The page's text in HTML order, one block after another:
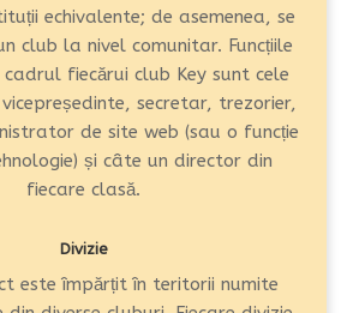
echivalente; de asemenea, se
club la nivel comunitar. Funcțiile
cadrul fiecărui club Key sunt cele
secretar, trezorier,
de site web (sau o funcție
și câte un director din
fiecare clasă.
Divizie
este împărțit în teritorii numite